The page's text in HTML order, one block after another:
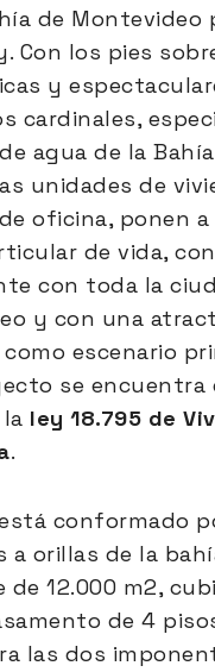
de Montevideo
Con los pies
y
cardinales,
agua de la
unidades de
oficina, ponen
de vida,
con toda la
y con una
escenario
se encuentra
ley 18.795 de
.
conformado
a orillas de la
de 12.000 m2,
de 4
las dos